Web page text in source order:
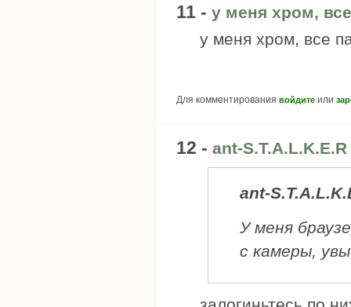
11 - у меня хром,
у меня хром, все
Для комментирования войдите или
12 - ant-
ant-
У меня
с камеры,